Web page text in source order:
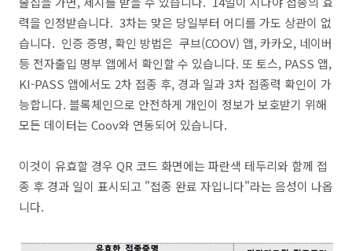
력을 인정받습니다. 3차는 맞은 당일부터 어디를 가도 상관이 없
습니다. 인증 증명, 확인 방법은 쿠브(COOV) 앱, 카카오, 네이버
등 전자출입 명부 앱에서 확인할 수 있습니다. 또 토스, PASS 앱,
KI-PASS 앱에서도 2차 접종 후, 경과 일과 3차 접종력 확인이 가
능합니다. 블록체인으로 안전하게 개인이 정보가 보호받기 위해
모든 데이터는 Coov와 연동되어 있습니다.
이것이 유효할 경우 QR 코드 화면에는 파란색 테두리와 함께 접
종 후 경과 일이 표시되고 "접종 완료 자입니다"라는 음성이 나옵
니다.